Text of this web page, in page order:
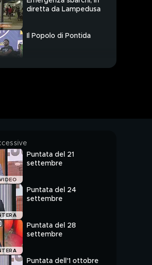
diretta da Lampedusa
Il Popolo di Pontida
rovescio questa
settimana a Imola
per il pm "E' la sua
cultura"
notti brave delle baby
gang
che esalta degrado e
Puntata del 21
settembre
Puntata del 24
settembre
Puntata del 28
settembre
Puntata dell'1 ottobre